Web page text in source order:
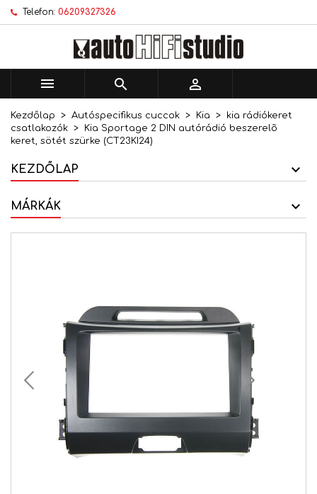
Telefon: 06209327326
  
Kezdőlap Autóspecifikus cuccok Kia
kia rádiókeret
csatlakozók
Kia Sportage 2 DIN autórádió beszerelõ
keret, sötét szürke (CT23KI24)
KEZDŐLAP
MÁRKÁK
Kívánságlistáim ×
Új lista létrehozása
Kívánságlista létrehozása ×
Kívánságlista neve
Mégsem
Bejelentkezés ×
történő mentéséhez.
Mégsem Bejelentkezés